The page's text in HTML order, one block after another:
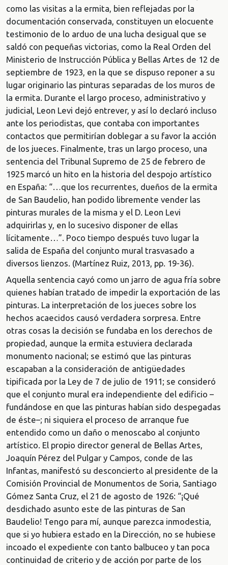
como las visitas a la ermita, bien reflejadas por la
documentación conservada, constituyen un elocuente
testimonio de lo arduo de una lucha desigual que se
saldó con pequeñas victorias, como la Real Orden del
Ministerio de Instrucción Pública y Bellas Artes de 12 de
septiembre de 1923, en la que se dispuso reponer a su
lugar originario las pinturas separadas de los muros de
la ermita. Durante el largo proceso, administrativo y
judicial, Leon Levi dejó entrever, y así lo declaró incluso
ante los periodistas, que contaba con importantes
contactos que permitirían doblegar a su favor la acción
de los jueces. Finalmente, tras un largo proceso, una
sentencia del Tribunal Supremo de 25 de febrero de
1925 marcó un hito en la historia del despojo artístico
en España: “…que los recurrentes, dueños de la ermita
de San Baudelio, han podido libremente vender las
pinturas murales de la misma y el D. Leon Levi
adquirirlas y, en lo sucesivo disponer de ellas
lícitamente…”. Poco tiempo después tuvo lugar la
salida de España del conjunto mural trasvasado a
diversos lienzos. (Martínez Ruiz, 2013, pp. 19-36).
Aquella sentencia cayó como un jarro de agua fría sobre
quienes habían tratado de impedir la exportación de las
pinturas. La interpretación de los jueces sobre los
hechos acaecidos causó verdadera sorpresa. Entre
otras cosas la decisión se fundaba en los derechos de
propiedad, aunque la ermita estuviera declarada
monumento nacional; se estimó que las pinturas
escapaban a la consideración de antigüedades
tipificada por la Ley de 7 de julio de 1911; se consideró
que el conjunto mural era independiente del edificio –
fundándose en que las pinturas habían sido despegadas
de éste–; ni siquiera el proceso de arranque fue
entendido como un daño o menoscabo al conjunto
artístico. El propio director general de Bellas Artes,
Joaquín Pérez del Pulgar y Campos, conde de las
Infantas, manifestó su desconcierto al presidente de la
Comisión Provincial de Monumentos de Soria, Santiago
Gómez Santa Cruz, el 21 de agosto de 1926: “¡Qué
desdichado asunto este de las pinturas de San
Baudelio! Tengo para mí, aunque parezca inmodestia,
que si yo hubiera estado en la Dirección, no se hubiese
incoado el expediente con tanto balbuceo y tan poca
continuidad de criterio y de acción por parte de los